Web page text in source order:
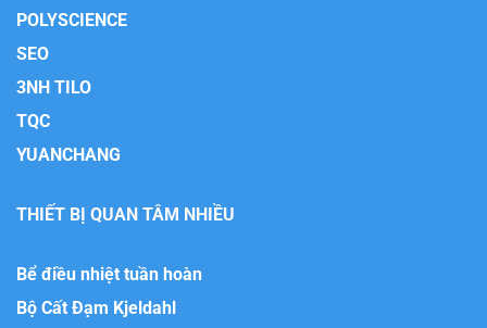
POLYSCIENCE
SEO
3NH TILO
TQC
YUANCHANG
THIẾT BỊ QUAN TÂM NHIỀU
Bể điều nhiệt tuần hoàn
Bộ Cất Đạm Kjeldahl